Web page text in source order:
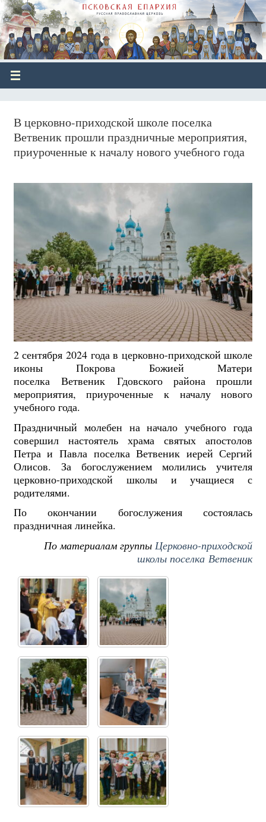
В церковно-приходской школе поселка
Ветвеник прошли праздничные мероприятия,
приуроченные к началу нового учебного года
2 сентября 2024 года в церковно-приходской школе
иконы Покрова Божией Матери
поселка Ветвеник Гдовского района прошли
мероприятия, приуроченные к началу нового
учебного года.
Праздничный молебен на начало учебного года
совершил настоятель храма святых апостолов
Петра и Павла поселка Ветвеник иерей Сергий
Олисов. За богослужением молились учителя
церковно-приходской школы и учащиеся с
родителями.
По окончании богослужения состоялась
праздничная линейка.
По материалам группы Церковно-приходской
школы поселка Ветвеник